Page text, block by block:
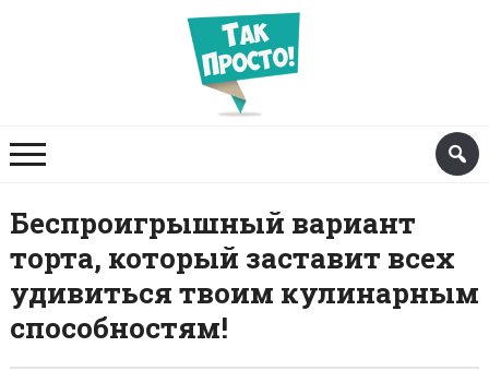
Беспроигрышный вариант
торта, который заставит всех
удивиться твоим кулинарным
способностям!